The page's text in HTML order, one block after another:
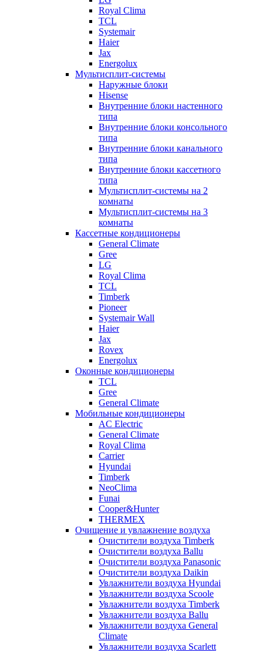
Royal Clima
TCL
Systemair
Haier
Jax
Energolux
Мультисплит-системы
Наружные блоки
Hisense
Внутренние блоки настенного
типа
Внутренние блоки консольного
типа
Внутренние блоки канального
типа
Внутренние блоки кассетного
типа
Мультисплит-системы на 2
комнаты
Мультисплит-системы на 3
комнаты
Кассетные кондиционеры
General Climate
Gree
LG
Royal Clima
TCL
Timberk
Pioneer
Systemair Wall
Haier
Jax
Rovex
Energolux
Оконные кондиционеры
TCL
Gree
General Climate
Мобильные кондиционеры
AC Electric
General Climate
Royal Clima
Carrier
Hyundai
Timberk
NeoClima
Funai
Cooper&Hunter
THERMEX
Очищение и увлажнение воздуха
Очистители воздуха Timberk
Очистители воздуха Ballu
Очистители воздуха Panasonic
Очистители воздуха Daikin
Увлажнители воздуха Hyundai
Увлажнители воздуха Scoole
Увлажнители воздуха Timberk
Увлажнители воздуха Ballu
Увлажнители воздуха General
Climate
Увлажнители воздуха Scarlett